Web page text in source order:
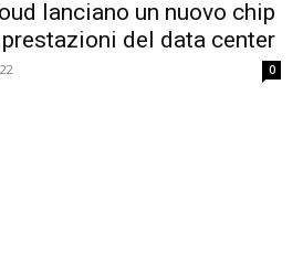
lanciano un nuovo chip
del data center
0